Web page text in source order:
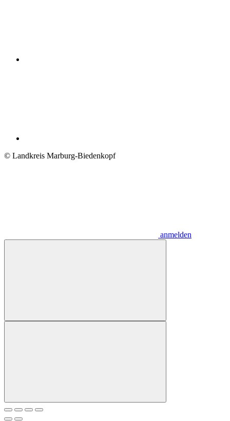
© Landkreis Marburg-Biedenkopf
anmelden